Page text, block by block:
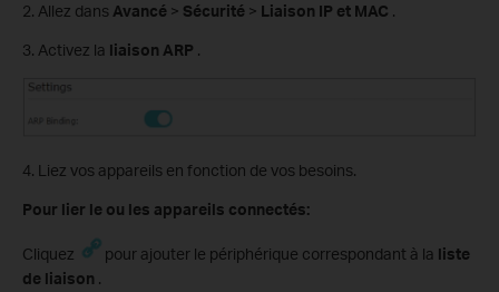
2. Allez dans Avancé > Sécurité > Liaison IP et MAC .
3. Activez la liaison ARP .
4. Liez vos appareils en fonction de vos besoins.
Pour lier le ou les appareils connectés:
Cliquez pour ajouter le périphérique correspondant à la liste
de liaison .